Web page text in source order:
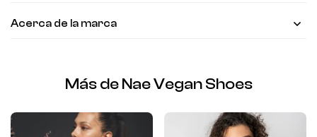
Acerca de la marca
Más de Nae Vegan Shoes